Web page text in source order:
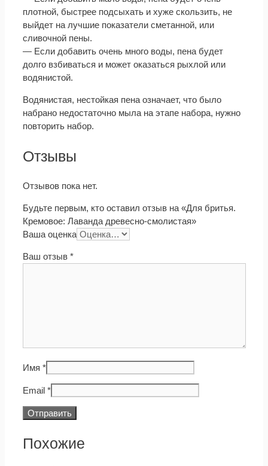
плотной, быстрее подсыхать и хуже скользить, не
выйдет на лучшие показатели сметанной, или
сливочной пены.
— Если добавить очень много воды, пена будет
долго взбиваться и может оказаться рыхлой или
водянистой.
Водянистая, нестойкая пена означает, что было
набрано недостаточно мыла на этапе набора, нужно
повторить набор.
Отзывы
Отзывов пока нет.
Будьте первым, кто оставил отзыв на «Для бритья.
Кремовое: Лаванда древесно-смолистая»
Ваша оценка
Ваш отзыв *
Имя *
Email *
Похожие